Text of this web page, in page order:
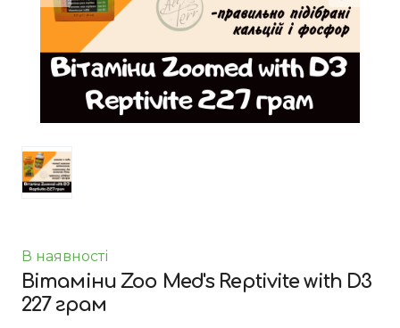
В наявності
Вітаміни Zoo Med's Reptivite with D3
227 грам